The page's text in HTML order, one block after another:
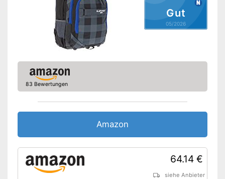
Schiebegriff
höhenverstellbar
Vorteile
Hat eine gute Polsterung
Amazon Lieferzeit
siehe Anbieter
Gut
05/2026
83 Bewertungen
Amazon
64.14 €
siehe Anbieter